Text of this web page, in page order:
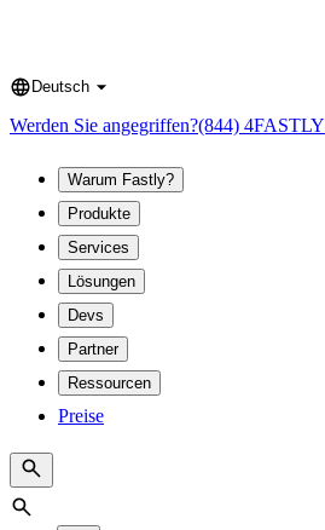
Language
Deutsch
Werden Sie angegriffen?(844) 4FASTLY
Warum Fastly?
Produkte
Services
Lösungen
Devs
Partner
Ressourcen
Preise
Search